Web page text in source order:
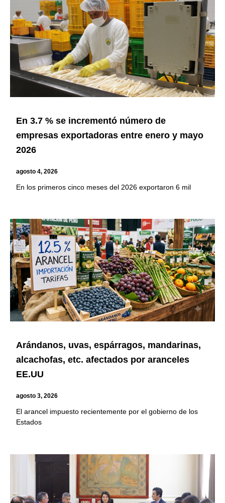
En 3.7 % se incrementó número de
empresas exportadoras entre enero y mayo
2026
agosto 4, 2026
En los primeros cinco meses del 2026 exportaron 6 mil
Arándanos, uvas, espárragos, mandarinas,
alcachofas, etc. afectados por aranceles
EE.UU
agosto 3, 2026
El arancel impuesto recientemente por el gobierno de los
Estados